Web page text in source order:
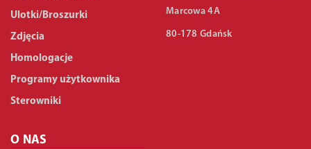
Ulotki/Broszurki
Zdjęcia
Homologacje
Programy użytkownika
Sterowniki
O NAS
Marcowa 4A
80-178 Gdańsk